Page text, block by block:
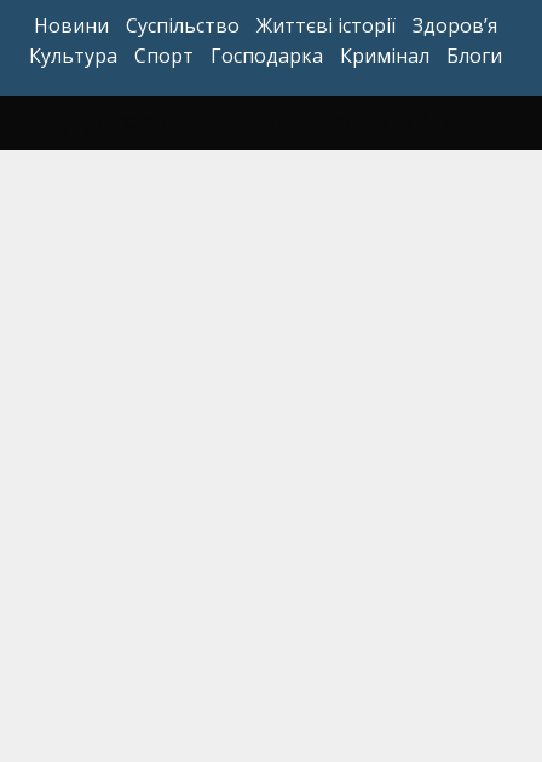
Новини Суспільство Життєві історії
Здоров’я
Культура
Спорт Господарка Кримінал Блоги